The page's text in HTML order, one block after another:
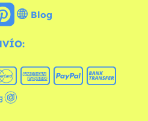
Blog